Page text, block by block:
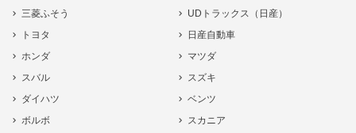
三菱ふそう
UDトラックス（日産）
トヨタ
日産自動車
ホンダ
マツダ
スバル
スズキ
ダイハツ
ベンツ
ボルボ
スカニア